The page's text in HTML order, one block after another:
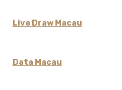
Live Draw Macau
Data Macau